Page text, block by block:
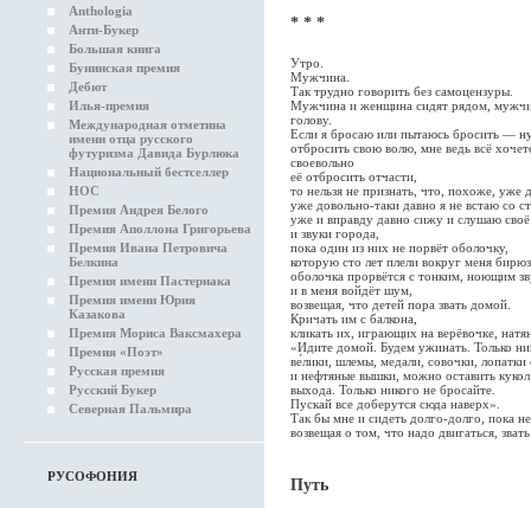
Anthologia
Анти-Букер
Большая книга
Бунинская премия
Дебют
Илья-премия
Международная отметина
имени отца русского
футуризма Давида Бурлюка
Национальный бестселлер
НОС
Премия Андрея Белого
Премия Аполлона Григорьева
Премия Ивана Петровича
Белкина
Премия имени Пастернака
Премия имени Юрия
Казакова
Премия Мориса Ваксмахера
Премия «Поэт»
Русская премия
Русский Букер
Северная Пальмира
РУСОФОНИЯ
* * *
Утро.
Мужчина.
Так трудно говорить без самоцензуры.
Мужчина и женщина сидят рядом,
голову.
Если я бросаю или пытаюсь бросить —
отбросить свою волю, мне ведь всё
своевольно
её отбросить отчасти,
то нельзя не признать, что, похоже, уже
уже довольно-таки давно я не встаю со
уже и вправду давно сижу и слушаю
и звуки города,
пока один из них не порвёт оболочку,
которую сто лет плели вокруг меня
оболочка прорвётся с тонким, ноющим
и в меня войдёт шум,
возвещая, что детей пора звать домой.
Кричать им с балкона,
кликать их, играющих на верёвочке,
«Идите домой. Будем ужинать. Только
ве́лики, шлемы, медали, совочки, лопатки
и нефтяные вышки, можно оставить
выхода. Только никого не бросайте.
Пускай все доберутся сюда наверх».
Так бы мне и сидеть долго-долго, пока
возвещая о том, что надо двигаться,
Путь